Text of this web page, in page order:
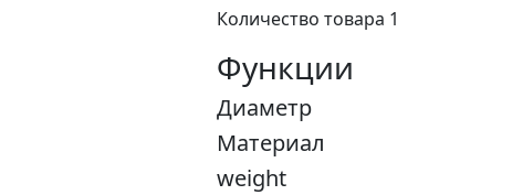
Количество товара 1
Функции
Диаметр
Материал
weight